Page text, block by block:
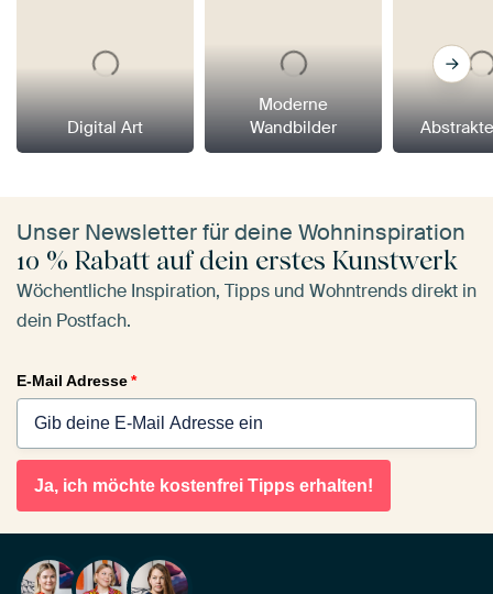
Digital Art
Moderne
Wandbilder
Unser Newsletter für deine Wohninspiration
10 % Rabatt auf dein erstes Kunstwerk
Wöchentliche Inspiration, Tipps und Wohntrends direkt in
dein Postfach.
E-Mail Adresse*
Ja, ich möchte kostenfrei Tipps erhalten!